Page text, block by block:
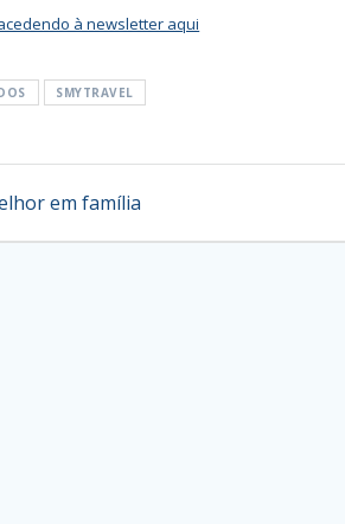
à newsletter aqui
SMYTRAVEL
em família